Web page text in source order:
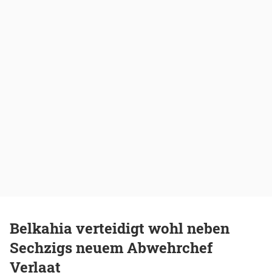
Belkahia verteidigt wohl neben
Sechzigs neuem Abwehrchef
Verlaat